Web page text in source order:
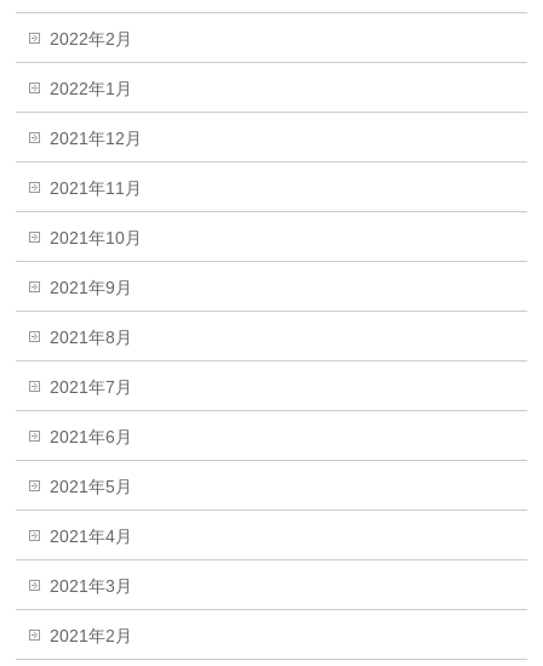
2022年2月
2022年1月
2021年12月
2021年11月
2021年10月
2021年9月
2021年8月
2021年7月
2021年6月
2021年5月
2021年4月
2021年3月
2021年2月